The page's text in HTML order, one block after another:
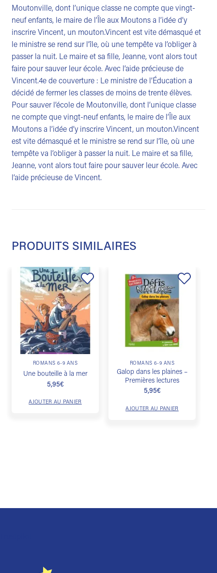
Moutonville, dont l’unique classe ne compte que vingt-
neuf enfants, le maire de l’Île aux Moutons a l’idée d’y
inscrire Vincent, un mouton.Vincent est vite démasqué et
le ministre se rend sur l’île, où une tempête va l’obliger à
passer la nuit. Le maire et sa fille, Jeanne, vont alors tout
faire pour sauver leur école. Avec l’aide précieuse de
Vincent.4e de couverture : Le ministre de l’Éducation a
décidé de fermer les classes de moins de trente élèves.
Pour sauver l’école de Moutonville, dont l’unique classe
ne compte que vingt-neuf enfants, le maire de l’Île aux
Moutons a l’idée d’y inscrire Vincent, un mouton.Vincent
est vite démasqué et le ministre se rend sur l’île, où une
tempête va l’obliger à passer la nuit. Le maire et sa fille,
Jeanne, vont alors tout faire pour sauver leur école. Avec
l’aide précieuse de Vincent.
PRODUITS SIMILAIRES
Ajouter
à la
liste de
souhaits
ROMANS 6-9 ANS
Une bouteille à la mer
5,95€
AJOUTER AU PANIER
liste de
ROMANS 6-9 ANS
Galop dans les plaines –
Premières lectures
5,95€
AJOUTER AU PANIER